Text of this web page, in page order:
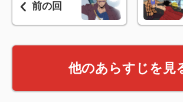
前の回
他のあらすじを見